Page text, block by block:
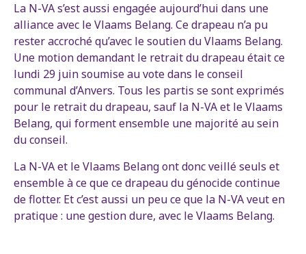
La N-VA s’est aussi engagée aujourd’hui dans une
alliance avec le Vlaams Belang. Ce drapeau n’a pu
rester accroché qu’avec le soutien du Vlaams Belang.
Une motion demandant le retrait du drapeau était ce
lundi 29 juin soumise au vote dans le conseil
communal d’Anvers. Tous les partis se sont exprimés
pour le retrait du drapeau, sauf la N-VA et le Vlaams
Belang, qui forment ensemble une majorité au sein
du conseil.
La N-VA et le Vlaams Belang ont donc veillé seuls et
ensemble à ce que ce drapeau du génocide continue
de flotter. Et c’est aussi un peu ce que la N-VA veut en
pratique : une gestion dure, avec le Vlaams Belang.